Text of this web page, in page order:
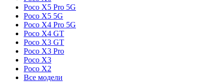
Poco X5 Pro 5G
Poco X5 5G
Poco X4 Pro 5G
Poco X4 GT
Poco X3 GT
Poco X3 Pro
Poco X3
Poco X2
Все модели